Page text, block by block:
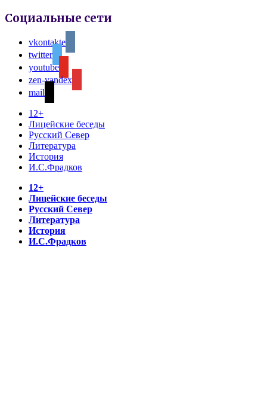
Социальные сети
vkontakte
twitter
youtube
zen-yandex
mail
12+
Лицейские беседы
Русский Север
Литература
История
И.С.Фрадков
12+
Лицейские беседы
Русский Север
Литература
История
И.С.Фрадков